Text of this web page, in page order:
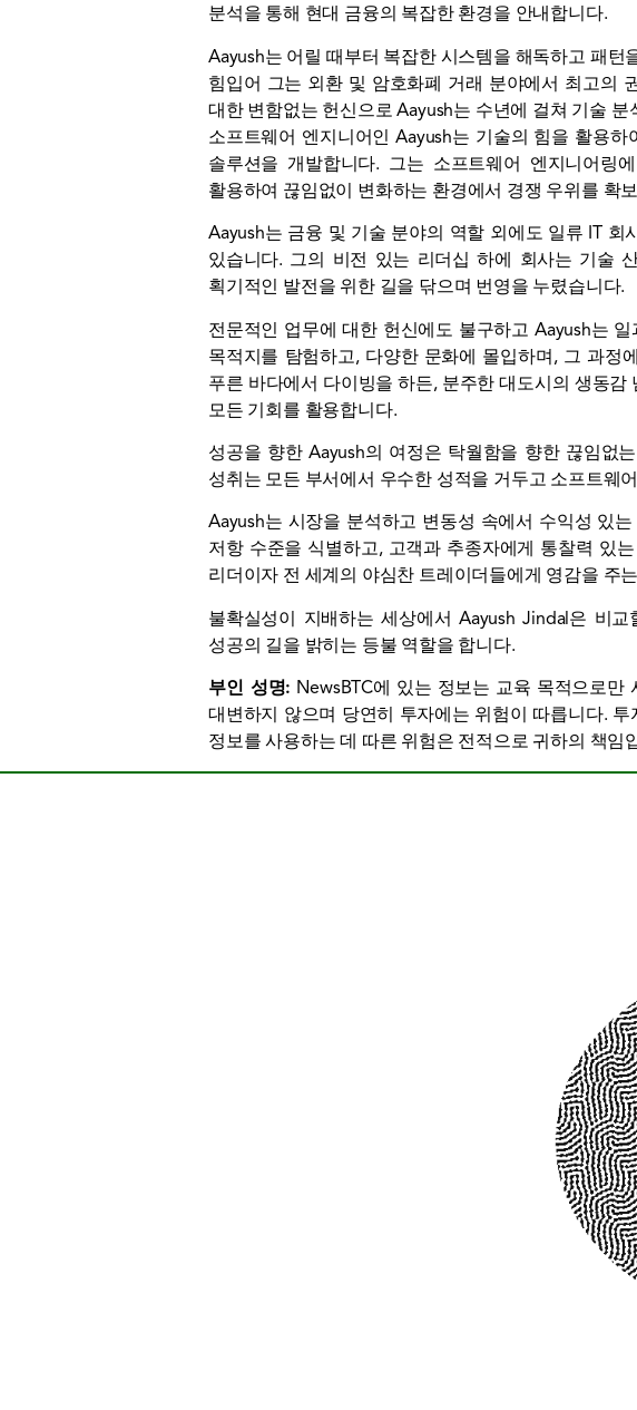
분석을 통해 현대 금융의 복잡한 환경을 안내합니다.
Aayush는 어릴 때부터 복잡한 시스템을 해독하고 패
힘입어 그는 외환 및 암호화폐 거래 분야에서 최고의
대한 변함없는 헌신으로 Aayush는 수년에 걸쳐 기술
소프트웨어 엔지니어인 Aayush는 기술의 힘을 활용
솔루션을 개발합니다. 그는 소프트웨어 엔지니어
활용하여 끊임없이 변화하는 환경에서 경쟁 우위를 확
Aayush는 금융 및 기술 분야의 역할 외에도 일류 IT
있습니다. 그의 비전 있는 리더십 하에 회사는 기술
획기적인 발전을 위한 길을 닦으며 번영을 누렸습니다.
전문적인 업무에 대한 헌신에도 불구하고 Aayush는
목적지를 탐험하고, 다양한 문화에 몰입하며, 그 과정
푸른 바다에서 다이빙을 하든, 분주한 대도시의 생동
모든 기회를 활용합니다.
성공을 향한 Aayush의 여정은 탁월함을 향한 끊임없
성취는 모든 부서에서 우수한 성적을 거두고 소프트웨
Aayush는 시장을 분석하고 변동성 속에서 수익성 있
저항 수준을 식별하고, 고객과 추종자에게 통찰력 있
리더이자 전 세계의 야심찬 트레이더들에게 영감을 주
불확실성이 지배하는 세상에서 Aayush Jindal은 비
성공의 길을 밝히는 등불 역할을 합니다.
부인 성명: NewsBTC에 있는 정보는 교육 목적으로
대변하지 않으며 당연히 투자에는 위험이 따릅니다.
정보를 사용하는 데 따른 위험은 전적으로 귀하의 책임